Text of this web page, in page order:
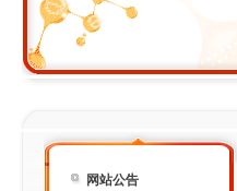
网站公告